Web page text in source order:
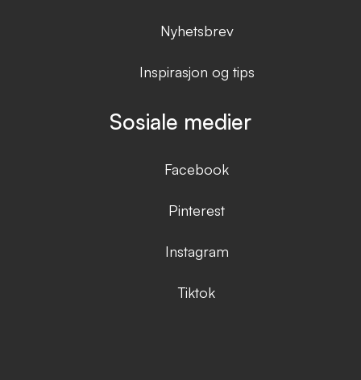
Nyhetsbrev
Inspirasjon og tips
Sosiale medier
Facebook
Pinterest
Instagram
Tiktok